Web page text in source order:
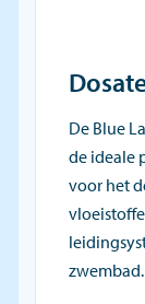
De Blue
de ideale
voor het
zwembad.